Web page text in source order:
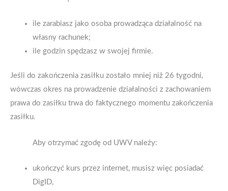
ile zarabiasz jako osoba prowadząca działalność na
własny rachunek;
ile godzin spędzasz w swojej firmie.
Jeśli do zakończenia zasiłku zostało mniej niż 26 tygodni,
wówczas okres na prowadzenie działalności z zachowaniem
prawa do zasiłku trwa do faktycznego momentu zakończenia
zasiłku.
Aby otrzymać zgodę od UWV należy:
ukończyć kurs przez internet, musisz więc posiadać
DigID,